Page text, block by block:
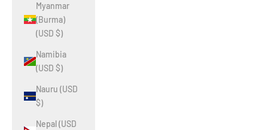
Myanmar
(Burma)
(USD $)
Namibia
(USD $)
Nauru (USD
$)
Nepal (USD